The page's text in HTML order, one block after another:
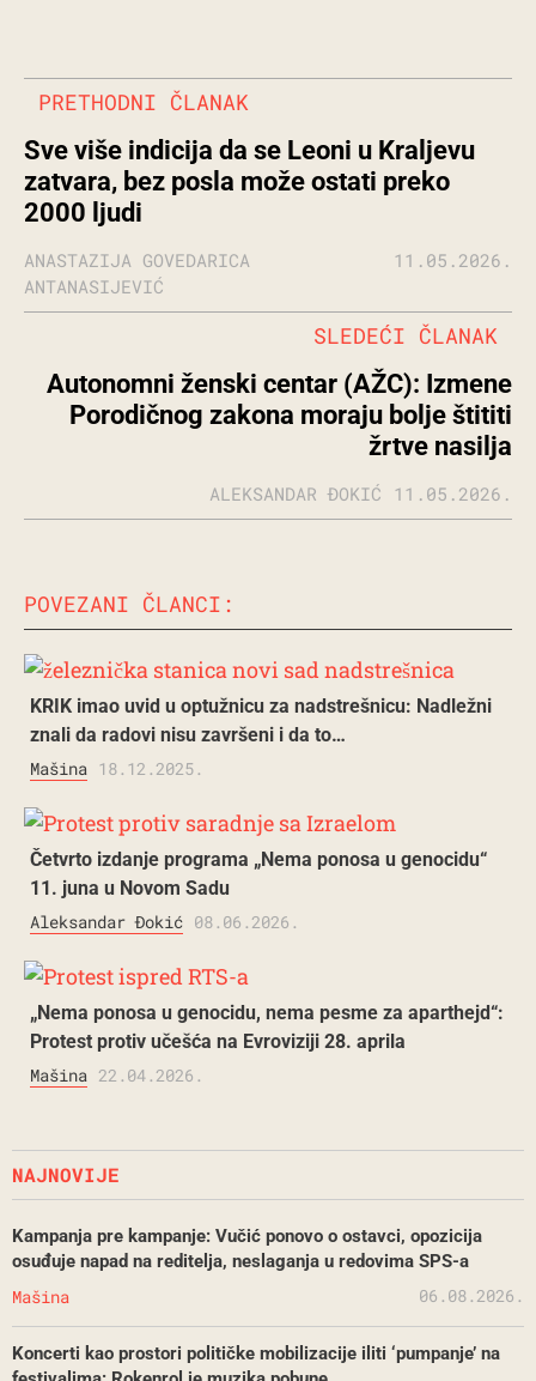
PRETHODNI ČLANAK
Sve više indicija da se Leoni u Kraljevu
zatvara, bez posla može ostati preko
2000 ljudi
ANASTAZIJA GOVEDARICA
ANTANASIJEVIĆ
11.05.2026.
Autonomni ženski centar (AŽC): Izmene
Porodičnog zakona moraju bolje štititi
žrtve nasilja
SLEDEĆI ČLANAK
ALEKSANDAR ĐOKIĆ 11.05.2026.
POVEZANI ČLANCI:
KRIK imao uvid u optužnicu za nadstrešnicu: Nadležni
znali da radovi nisu završeni i da to…
Mašina 18.12.2025.
Četvrto izdanje programa „Nema ponosa u genocidu“
11. juna u Novom Sadu
Aleksandar Đokić 08.06.2026.
„Nema ponosa u genocidu, nema pesme za aparthejd“:
Protest protiv učešća na Evroviziji 28. aprila
Mašina 22.04.2026.
NAJNOVIJE
Kampanja pre kampanje: Vučić ponovo o ostavci, opozicija
osuđuje napad na reditelja, neslaganja u redovima SPS-a
Mašina 06.08.2026.
Koncerti kao prostori političke mobilizacije iliti ‘pumpanje’ na